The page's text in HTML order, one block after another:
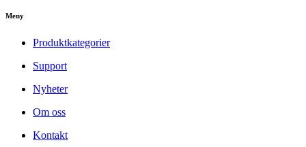
Meny
Produktkategorier
Support
Nyheter
Om oss
Kontakt